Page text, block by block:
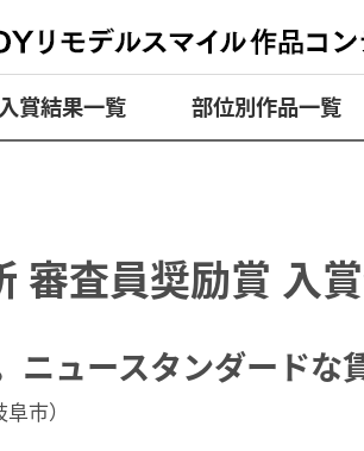
入賞結果一覧 部位別作品一覧
審査員奨励賞 入
ュースタンダードな
市）